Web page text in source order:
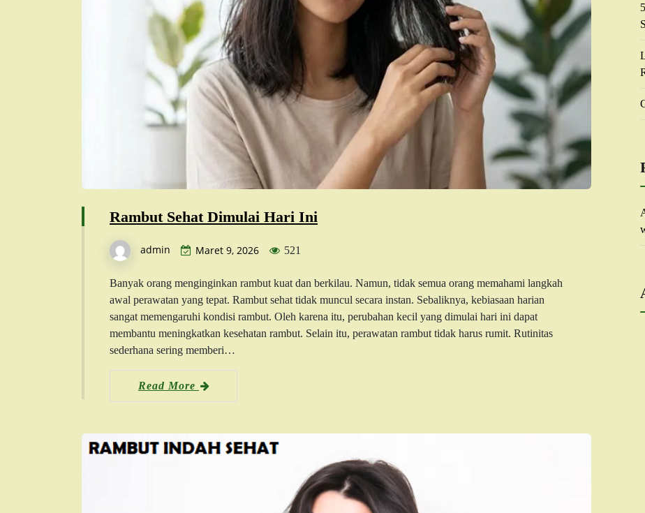
Rambut Sehat Dimulai Hari Ini
admin Maret 9, 2026 521
Banyak orang menginginkan rambut kuat dan berkilau. Namun, tidak semua orang memahami langkah
awal perawatan yang tepat. Rambut sehat tidak muncul secara instan. Sebaliknya, kebiasaan harian
sangat memengaruhi kondisi rambut. Oleh karena itu, perubahan kecil yang dimulai hari ini dapat
membantu meningkatkan kesehatan rambut. Selain itu, perawatan rambut tidak harus rumit. Rutinitas
sederhana sering memberi…
Read More